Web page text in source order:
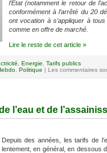
l’Etat (notamment le retour de
conformément à l’arrêté du 20
ont vocation à s’appliquer à
comme en offre de marché.
Lire le reste de cet article »
Energie
Tarifs publics
Politique | Les commentaires
l’eau et de
Depuis des années, les tarifs de
lentement, en général, en dessous